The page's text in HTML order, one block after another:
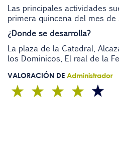
Las principales actividades
primera quincena del mes de
¿Donde se desarrolla?
La plaza de la Catedral,
los Dominicos, El real de la
VALORACIÓN DE Administrador